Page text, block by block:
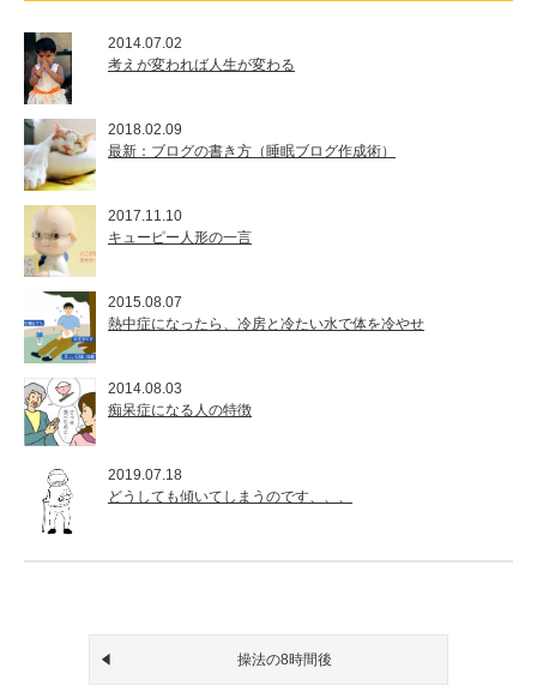
2014.07.02
考えが変われば人生が変わる
2018.02.09
最新：ブログの書き方（睡眠ブログ作成術）
2017.11.10
キューピー人形の一言
2015.08.07
熱中症になったら、冷房と冷たい水で体を冷やせ
2014.08.03
痴呆症になる人の特徴
2019.07.18
どうしても傾いてしまうのです、、、
操法の8時間後